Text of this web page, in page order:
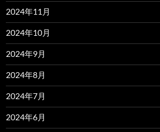
2024年11月
2024年10月
2024年9月
2024年8月
2024年7月
2024年6月